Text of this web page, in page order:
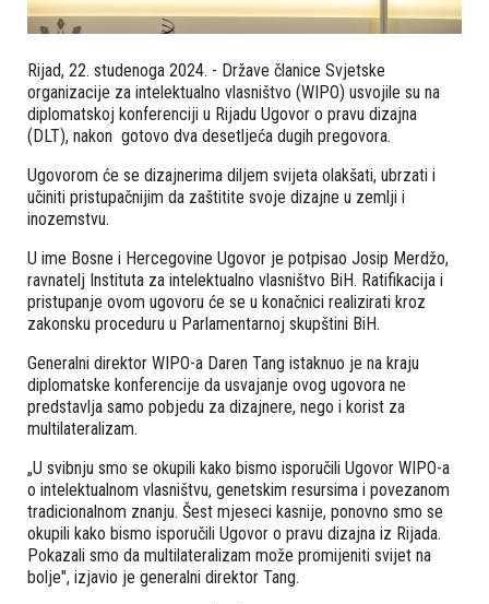
Rijad, 22. studenoga 2024. - Države članice Svjetske
organizacije za intelektualno vlasništvo (WIPO) usvojile su na
diplomatskoj konferenciji u Rijadu Ugovor o pravu dizajna
(DLT), nakon gotovo dva desetljeća dugih pregovora.
Ugovorom će se dizajnerima diljem svijeta olakšati, ubrzati i
učiniti pristupačnijim da zaštitite svoje dizajne u zemlji i
inozemstvu.
U ime Bosne i Hercegovine Ugovor je potpisao Josip Merdžo,
ravnatelj Instituta za intelektualno vlasništvo BiH. Ratifikacija i
pristupanje ovom ugovoru će se u konačnici realizirati kroz
zakonsku proceduru u Parlamentarnoj skupštini BiH.
Generalni direktor WIPO-a Daren Tang istaknuo je na kraju
diplomatske konferencije da usvajanje ovog ugovora ne
predstavlja samo pobjedu za dizajnere, nego i korist za
multilateralizam.
„U svibnju smo se okupili kako bismo isporučili Ugovor WIPO-a
o intelektualnom vlasništvu, genetskim resursima i povezanom
tradicionalnom znanju. Šest mjeseci kasnije, ponovno smo se
okupili kako bismo isporučili Ugovor o pravu dizajna iz Rijada.
Pokazali smo da multilateralizam može promijeniti svijet na
bolje", izjavio je generalni direktor Tang.